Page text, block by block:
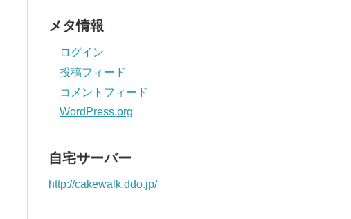
メタ情報
ログイン
投稿フィード
コメントフィード
WordPress.org
自宅サーバー
http://cakewalk.ddo.jp/